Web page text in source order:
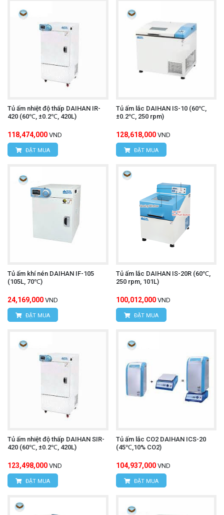
Tủ ấm nhiệt độ thấp DAIHAN IR-
420 (60℃, ±0.2℃, 420L)
118,474,000 VND
ĐẶT MUA
Tủ ấm lắc DAIHAN IS-10 (60℃,
±0.2℃, 250 rpm)
128,618,000 VND
ĐẶT MUA
Tủ ấm khí nén DAIHAN IF-105
(105L, 70℃)
24,169,000 VND
ĐẶT MUA
Tủ ấm lắc DAIHAN IS-20R (60℃,
250 rpm, 101L)
100,012,000 VND
ĐẶT MUA
Tủ ấm nhiệt độ thấp DAIHAN SIR-
420 (60℃, ±0.2℃, 420L)
123,498,000 VND
ĐẶT MUA
Tủ ấm lắc CO2 DAIHAN ICS-20
(45℃,10% CO2)
104,937,000 VND
ĐẶT MUA